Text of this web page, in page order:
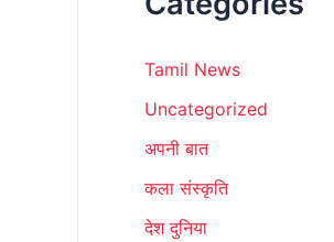
Tamil News
Uncategorized
अपनी बात
कला संस्कृति
देश दुनिया